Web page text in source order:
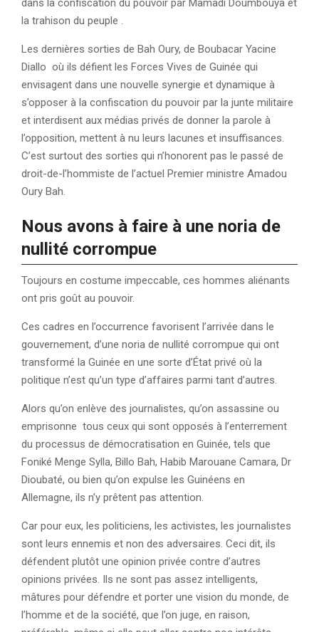
dans la confiscation du pouvoir par Mamadi Doumbouya et
la trahison du peuple .
Les dernières sorties de Bah Oury, de Boubacar Yacine
Diallo où ils défient les Forces Vives de Guinée qui
envisagent dans une nouvelle synergie et dynamique à
s’opposer à la confiscation du pouvoir par la junte militaire
et interdisent aux médias privés de donner la parole à
l’opposition, mettent à nu leurs lacunes et insuffisances.
C’est surtout des sorties qui n’honorent pas le passé de
droit-de-l’hommiste de l’actuel Premier ministre Amadou
Oury Bah.
Nous avons à faire à une noria de
nullité corrompue
Toujours en costume impeccable, ces hommes aliénants
ont pris goût au pouvoir.
Ces cadres en l’occurrence favorisent l’arrivée dans le
gouvernement, d’une noria de nullité corrompue qui ont
transformé la Guinée en une sorte d’État privé où la
politique n’est qu’un type d’affaires parmi tant d’autres.
Alors qu’on enlève des journalistes, qu’on assassine ou
emprisonne tous ceux qui sont opposés à l’enterrement
du processus de démocratisation en Guinée, tels que
Foniké Menge Sylla, Billo Bah, Habib Marouane Camara, Dr
Dioubaté, ou bien qu’on expulse les Guinéens en
Allemagne, ils n’y prêtent pas attention.
Car pour eux, les politiciens, les activistes, les journalistes
sont leurs ennemis et non des adversaires. Ceci dit, ils
défendent plutôt une opinion privée contre d’autres
opinions privées. Ils ne sont pas assez intelligents,
mâtures pour défendre et porter une vision du monde, de
l’homme et de la société, que l’on juge, en raison,